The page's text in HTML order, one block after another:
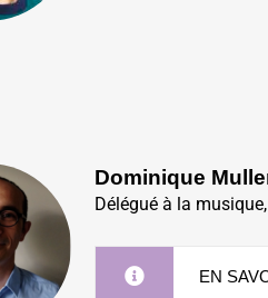
Dominique
Délégué à la
EN